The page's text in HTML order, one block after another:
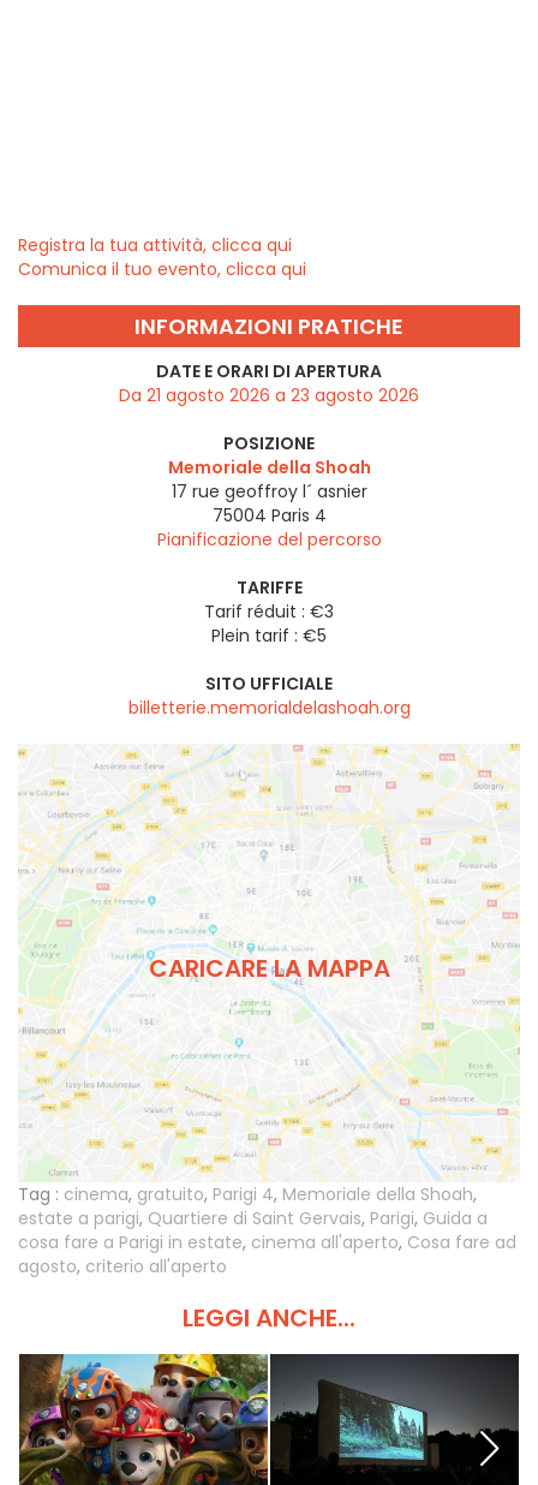
Registra la tua attività, clicca qui
Comunica il tuo evento, clicca qui
INFORMAZIONI PRATICHE
DATE E ORARI DI APERTURA
Da 21 agosto 2026 a 23 agosto 2026
POSIZIONE
Memoriale della Shoah
17 rue geoffroy l´ asnier
75004 Paris 4
Pianificazione del percorso
TARIFFE
Tarif réduit : €3
Plein tarif : €5
SITO UFFICIALE
billetterie.memorialdelashoah.org
CARICARE LA MAPPA
Tag : cinema, gratuito, Parigi 4, Memoriale della Shoah,
estate a parigi, Quartiere di Saint Gervais, Parigi, Guida a
cosa fare a Parigi in estate, cinema all'aperto, Cosa fare ad
agosto, criterio all'aperto
LEGGI ANCHE...